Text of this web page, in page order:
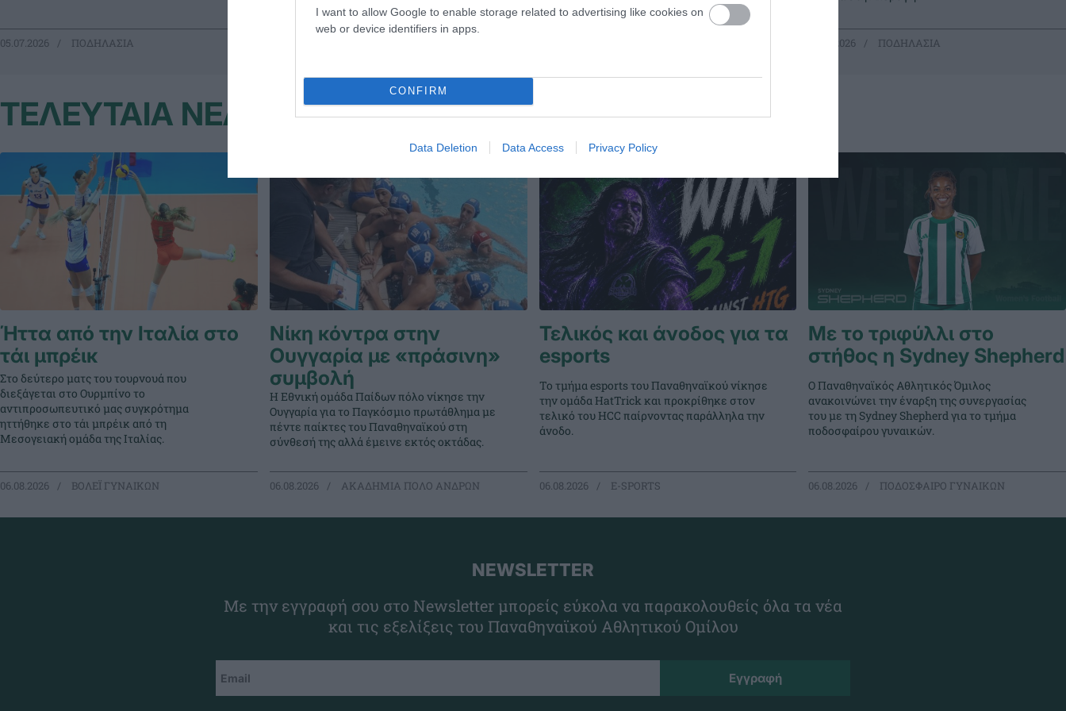
I want to allow Google to enable storage related to advertising like cookies on
web or device identifiers in apps.
CONFIRM
Data Deletion Data Access Privacy Policy
05.07.2026 ΠΟΔΗΛΑΣΙΑ 21.06.2026 ΠΟΔΗΛΑΣΙΑ
ΤΕΛΕΥΤΑΙΑ ΝΕΑ
Ήττα από την Ιταλία στο
τάι μπρέικ
Στο δεύτερο ματς του τουρνουά που
διεξάγεται στο Ουρμπίνο το
αντιπροσωπευτικό μας συγκρότημα
ηττήθηκε στο τάι μπρέικ από τη
Μεσογειακή ομάδα της Ιταλίας.
06.08.2026 ΒΟΛΕΪ ΓΥΝΑΙΚΩΝ
Νίκη κόντρα στην
Ουγγαρία με «πράσινη»
συμβολή
Η Εθνική ομάδα Παίδων πόλο νίκησε την
Ουγγαρία για το Παγκόσμιο πρωτάθλημα με
πέντε παίκτες του Παναθηναϊκού στη
σύνθεσή της αλλά έμεινε εκτός οκτάδας.
06.08.2026 ΑΚΑΔΗΜΙΑ ΠΟΛΟ ΑΝΔΡΩΝ
Τελικός και άνοδος για τα
esports
Το τμήμα esports του Παναθηναϊκού νίκησε
την ομάδα HatTrick και προκρίθηκε στον
τελικό του HCC παίρνοντας παράλληλα την
άνοδο.
06.08.2026 E-SPORTS
Με το τριφύλλι στο
στήθος η Sydney Shepherd
Ο Παναθηναϊκός Αθλητικός Όμιλος
ανακοινώνει την έναρξη της συνεργασίας
του με τη Sydney Shepherd για το τμήμα
ποδοσφαίρου γυναικών.
06.08.2026 ΠΟΔΟΣΦΑΙΡΟ ΓΥΝΑΙΚΩΝ
NEWSLETTER
Με την εγγραφή σου στο Newsletter μπορείς εύκολα να παρακολουθείς όλα τα νέα
και τις εξελίξεις του Παναθηναϊκού Αθλητικού Ομίλου